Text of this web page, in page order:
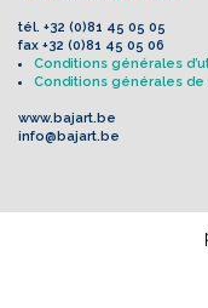
tél. +32 (0)81 45 05 05
fax +32 (0)81 45 05 06
Conditions générales
Conditions générales de
www.bajart.be
info@bajart.be